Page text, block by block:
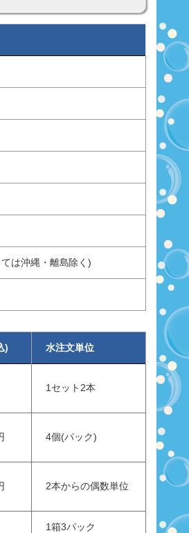
は沖縄・離島除く)
) 水注文単位
1セット2本
4個(パック)
2本からの偶数単位
1箱3パック